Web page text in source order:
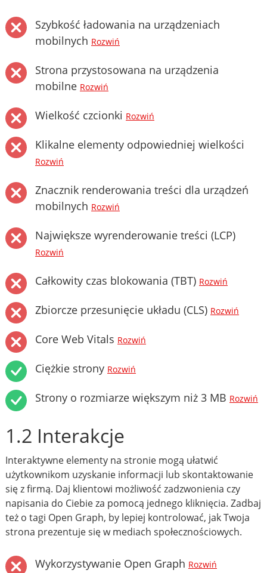
Szybkość ładowania na urządzeniach
mobilnych Rozwiń
Strona przystosowana na urządzenia
mobilne Rozwiń
Wielkość czcionki Rozwiń
Klikalne elementy odpowiedniej wielkości
Rozwiń
Znacznik renderowania treści dla urządzeń
mobilnych Rozwiń
Największe wyrenderowanie treści (LCP)
Rozwiń
Całkowity czas blokowania (TBT) Rozwiń
Zbiorcze przesunięcie układu (CLS) Rozwiń
Core Web Vitals Rozwiń
Ciężkie strony Rozwiń
Strony o rozmiarze większym niż 3 MB Rozwiń
1.2 Interakcje
Interaktywne elementy na stronie mogą ułatwić
użytkownikom uzyskanie informacji lub skontaktowanie
się z firmą. Daj klientowi możliwość zadzwonienia czy
napisania do Ciebie za pomocą jednego kliknięcia. Zadbaj
też o tagi Open Graph, by lepiej kontrolować, jak Twoja
strona prezentuje się w mediach społecznościowych.
Wykorzystywanie Open Graph Rozwiń